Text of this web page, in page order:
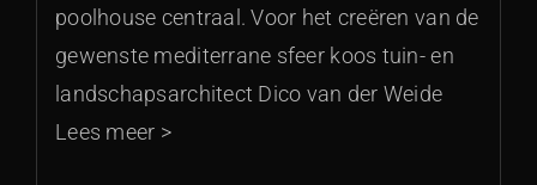
poolhouse centraal. Voor het creëren van de
gewenste mediterrane sfeer koos tuin- en
landschapsarchitect Dico van der Weide
Lees meer >